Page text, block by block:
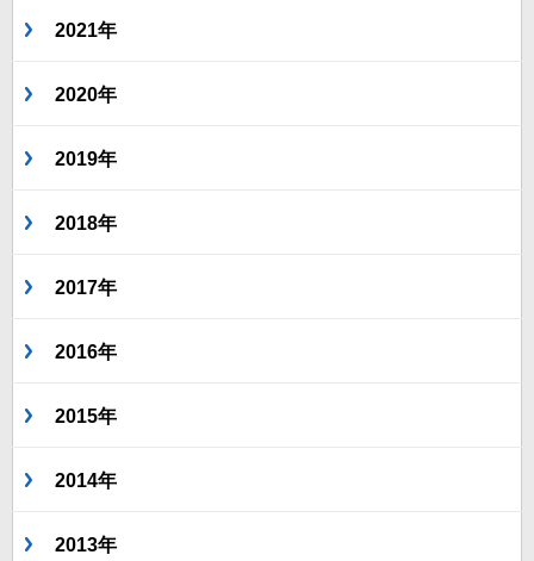
2021年
2020年
2019年
2018年
2017年
2016年
2015年
2014年
2013年